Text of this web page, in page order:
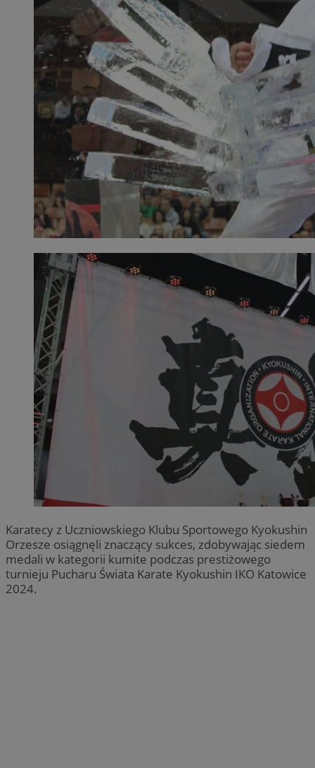
Karatecy z Uczniowskiego Klubu Sportowego Kyokushin
Orzesze osiągnęli znaczący sukces, zdobywając siedem
medali w kategorii kumite podczas prestiżowego
turnieju Pucharu Świata Karate Kyokushin IKO Katowice
2024.